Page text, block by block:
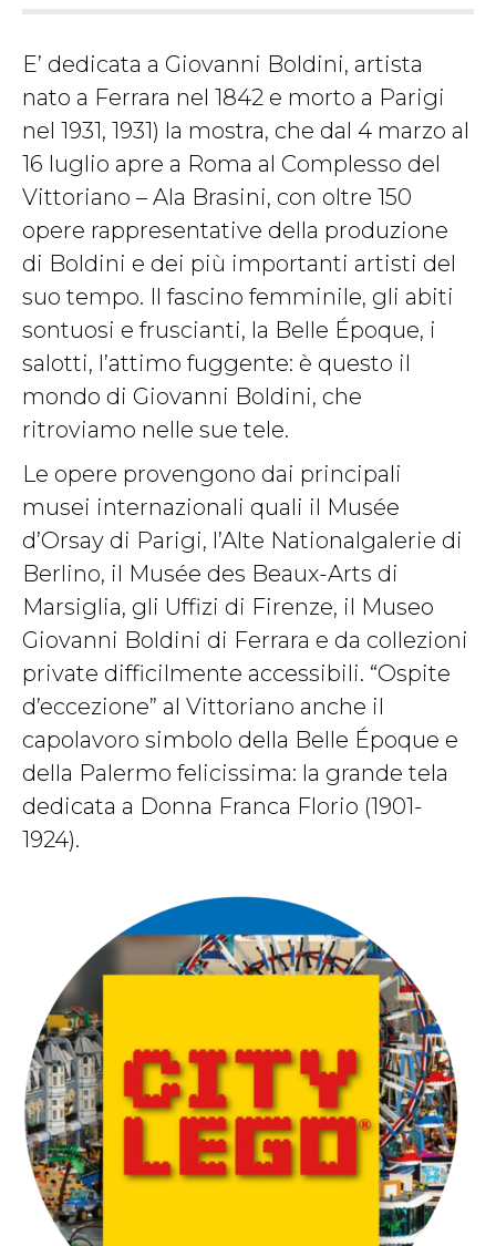
E’ dedicata a Giovanni Boldini, artista
nato a Ferrara nel 1842 e morto a Parigi
nel 1931, 1931) la mostra, che dal 4 marzo al
16 luglio apre a Roma al Complesso del
Vittoriano – Ala Brasini, con oltre 150
opere rappresentative della produzione
di Boldini e dei più importanti artisti del
suo tempo. Il fascino femminile, gli abiti
sontuosi e fruscianti, la Belle Époque, i
salotti, l’attimo fuggente: è questo il
mondo di Giovanni Boldini, che
ritroviamo nelle sue tele.
Le opere provengono dai principali
musei internazionali quali il Musée
d’Orsay di Parigi, l’Alte Nationalgalerie di
Berlino, il Musée des Beaux-Arts di
Marsiglia, gli Uffizi di Firenze, il Museo
Giovanni Boldini di Ferrara e da collezioni
private difficilmente accessibili. “Ospite
d’eccezione” al Vittoriano anche il
capolavoro simbolo della Belle Époque e
della Palermo felicissima: la grande tela
dedicata a Donna Franca Florio (1901-
1924).